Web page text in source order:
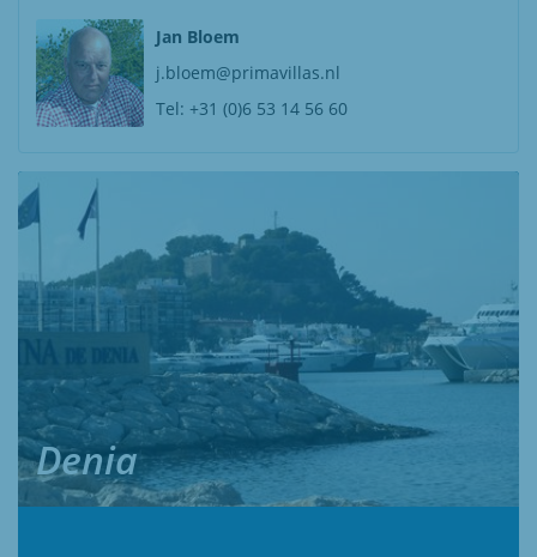
Jan Bloem
j.bloem@primavillas.nl
Tel: +31 (0)6 53 14 56 60
Denia